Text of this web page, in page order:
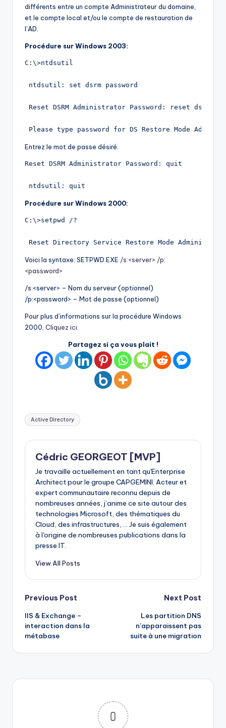
différents entre un compte Administrateur du domaine,
et le compte local et/ou le compte de restauration de
l’AD.
Procédure sur Windows 2003:
C:\>ntdsutil
ntdsutil: set dsrm password
Reset DSRM Administrator Password: reset dsrm
Please type password for DS Restore Mode
Entrez le mot de passe désiré.
Reset DSRM Administrator Password: quit
ntdsutil: quit
Procédure sur Windows 2000:
C:\>setpwd /?
Reset Directory Service Restore Mode
Voici la syntaxe: SETPWD.EXE /s:<server> /p:
<password>
/s:<server> – Nom du serveur (optionnel)
/p:<password> – Mot de passe (optionnel)
Pour plus d’informations sur la procédure Windows
2000, Cliquez ici.
Partagez si ça vous plait !
Tags:
Active Directory
Cédric GEORGEOT [MVP]
Je travaille actuellement en tant qu'Enterprise
Architect pour le groupe CAPGEMINI. Acteur et
expert communautaire reconnu depuis de
nombreuses années, j’anime ce site autour des
technologies Microsoft, des thématiques du
Cloud, des infrastructures, ... Je suis également
à l'origine de nombreuses publications dans la
presse IT.
View All Posts
Post
navigation
Previous Post
IIS & Exchange –
interaction dans la
métabase
Next Post
Les partition DNS
n’apparaissent pas
suite à une migration
0